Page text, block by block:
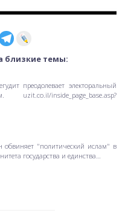
близкие темы:
преодолевает электоральный
inside_page_base.asp?
обвиняет "политический ислам" в
государства и единства…